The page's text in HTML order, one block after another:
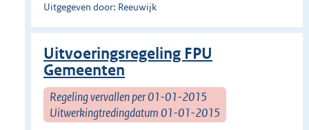
Uitgegeven door: Reeuwijk
Uitvoeringsregeling FPU
Gemeenten
Regeling vervallen per 01-01-2015
Uitwerkingtredingdatum 01-01-2015